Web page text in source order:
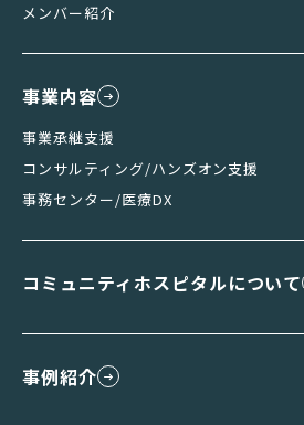
メンバー紹介
事業内容
事業承継支援
コンサルティング/ハンズオン支援
事務センター/医療DX
コミュニティホスピタルについて
事例紹介